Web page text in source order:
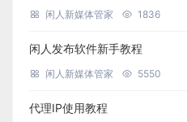
闲人新媒体管家 1836
闲人发布软件新手教程
闲人新媒体管家 5550
代理IP使用教程